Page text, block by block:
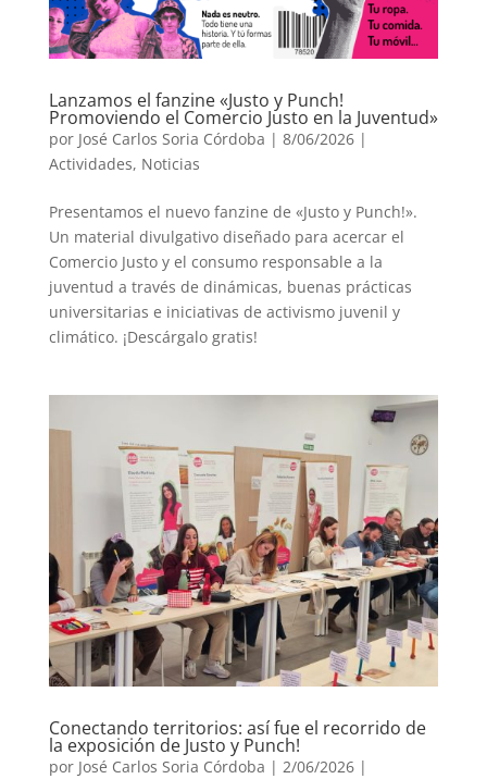
Lanzamos el fanzine «Justo y Punch!
Promoviendo el Comercio Justo en la Juventud»
por José Carlos Soria Córdoba | 8/06/2026 |
Actividades, Noticias
Presentamos el nuevo fanzine de «Justo y Punch!».
Un material divulgativo diseñado para acercar el
Comercio Justo y el consumo responsable a la
juventud a través de dinámicas, buenas prácticas
universitarias e iniciativas de activismo juvenil y
climático. ¡Descárgalo gratis!
Conectando territorios: así fue el recorrido de
la exposición de Justo y Punch!
por José Carlos Soria Córdoba | 2/06/2026 |